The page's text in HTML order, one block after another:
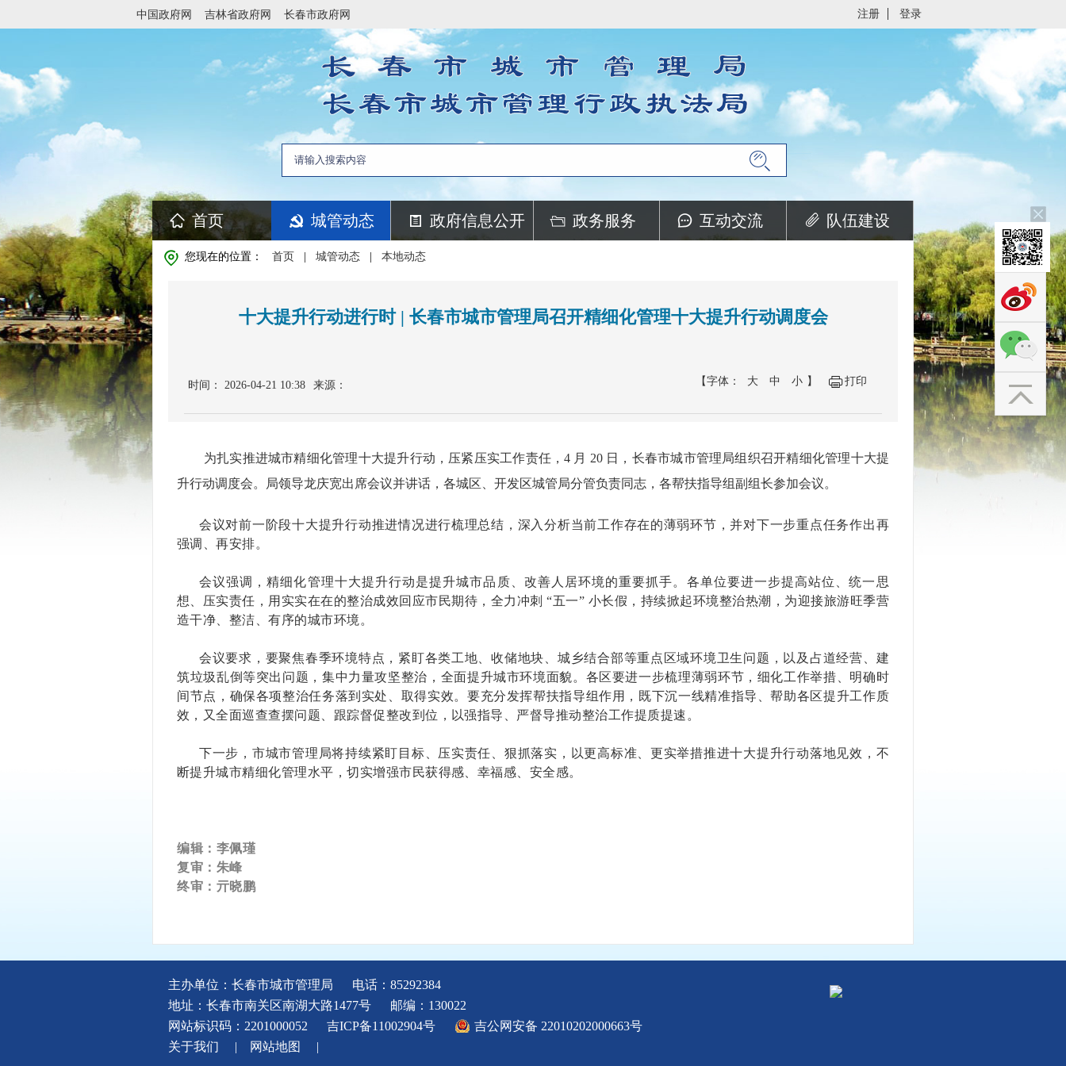
中国政府网 吉林省政府网 长春市政府网 注册 登录
首页 城管动态 政府信息公开 政务服务 互动交流 队伍建设
您现在的位置： 首页 城管动态 本地动态
十大提升行动进行时 | 长春市城市管理局召开精细化管理十大提升行动调度会
时间： 2026-04-21 10:38 来源： 【字体： 大 中 小 】 打印
为扎实推进城市精细化管理十大提升行动，压紧压实工作责任，4 月 20 日，长春市城市管理局组织召开精细化管理十大提
升行动调度会。局领导龙庆宽出席会议并讲话，各城区、开发区城管局分管负责同志，各帮扶指导组副组长参加会议。
会议对前一阶段十大提升行动推进情况进行梳理总结，深入分析当前工作存在的薄弱环节，并对下一步重点任务作出再
强调、再安排。
会议强调，精细化管理十大提升行动是提升城市品质、改善人居环境的重要抓手。各单位要进一步提高站位、统一思
想、压实责任，用实实在在的整治成效回应市民期待，全力冲刺 “五一” 小长假，持续掀起环境整治热潮，为迎接旅游旺季营
造干净、整洁、有序的城市环境。
会议要求，要聚焦春季环境特点，紧盯各类工地、收储地块、城乡结合部等重点区域环境卫生问题，以及占道经营、建
筑垃圾乱倒等突出问题，集中力量攻坚整治，全面提升城市环境面貌。各区要进一步梳理薄弱环节，细化工作举措、明确时
间节点，确保各项整治任务落到实处、取得实效。要充分发挥帮扶指导组作用，既下沉一线精准指导、帮助各区提升工作质
效，又全面巡查查摆问题、跟踪督促整改到位，以强指导、严督导推动整治工作提质提速。
下一步，市城市管理局将持续紧盯目标、压实责任、狠抓落实，以更高标准、更实举措推进十大提升行动落地见效，不
断提升城市精细化管理水平，切实增强市民获得感、幸福感、安全感。
编辑： 李佩瑾
复审：朱峰
终审：亓晓鹏
主办单位：长春市城市管理局
电话：85292384
地址：长春市南关区南湖大路1477号
邮编：130022
网站标识码：2201000052
吉ICP备11002904号
吉公网安备 22010202000663号
关于我们
| 网站地图 |